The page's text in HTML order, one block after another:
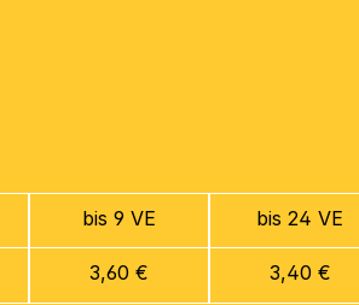
bis 9 VE
3,60 €
bis 24 VE
3,40 €